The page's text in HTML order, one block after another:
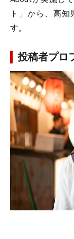
ト」から、高
す。
投稿者プロ